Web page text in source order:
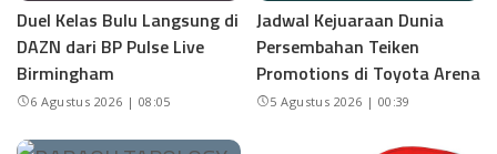
Duel Kelas Bulu Langsung di
DAZN dari BP Pulse Live
Birmingham
6 Agustus 2026 | 08:05
Jadwal Kejuaraan Dunia
Persembahan Teiken
Promotions di Toyota Arena
5 Agustus 2026 | 00:39